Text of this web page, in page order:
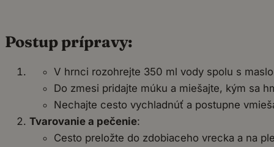
Postup prípravy:
V hrnci rozohrejte 350 ml vody spolu s
Do zmesi pridajte múku a miešajte, kým sa
Nechajte cesto vychladnúť a postupne
Tvarovanie a pečenie:
Cesto preložte do zdobiaceho vrecka a na